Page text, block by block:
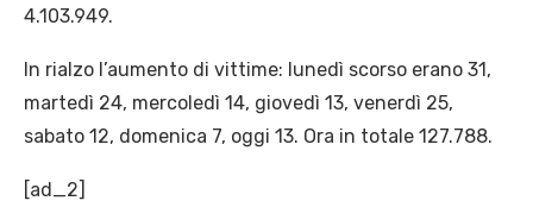
4.103.949.
In rialzo l’aumento di vittime: lunedì scorso erano 31,
martedì 24, mercoledì 14, giovedì 13, venerdì 25,
sabato 12, domenica 7, oggi 13. Ora in totale 127.788.
[ad_2]